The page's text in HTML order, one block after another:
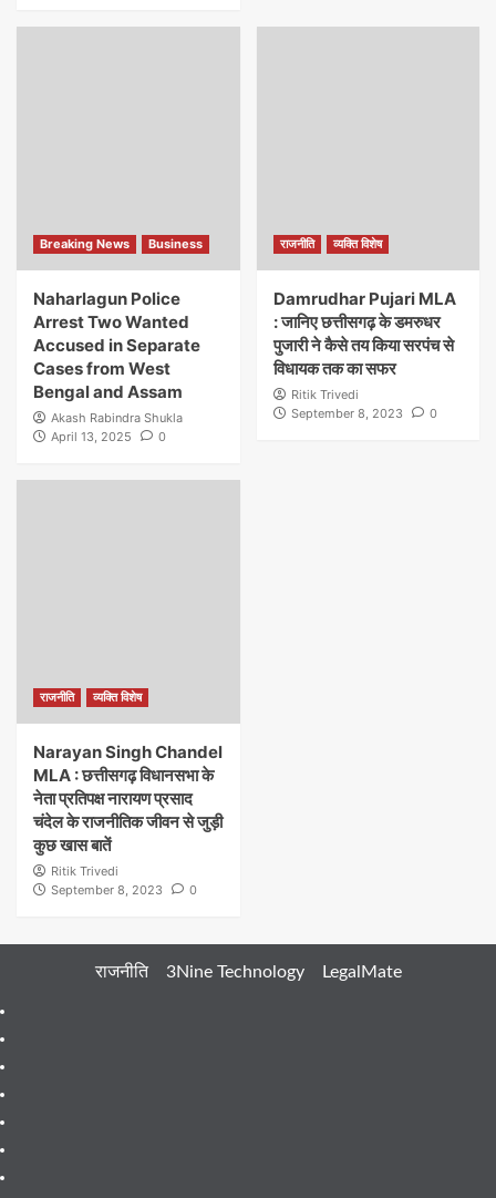
Breaking News Business
Naharlagun Police
Arrest Two Wanted
Accused in Separate
Cases from West
Bengal and Assam
Akash Rabindra Shukla
April 13, 2025
0
राजनीति व्यक्ति विशेष
Damrudhar Pujari MLA
: जानिए छत्तीसगढ़ के डमरुधर
पुजारी ने कैसे तय किया सरपंच से
विधायक तक का सफर
Ritik Trivedi
September 8, 2023
0
राजनीति व्यक्ति विशेष
Narayan Singh Chandel
MLA : छत्तीसगढ़ विधानसभा के
नेता प्रतिपक्ष नारायण प्रसाद
चंदेल के राजनीतिक जीवन से जुड़ी
कुछ खास बातें
Ritik Trivedi
September 8, 2023
0
राजनीति 3Nine Technology LegalMate